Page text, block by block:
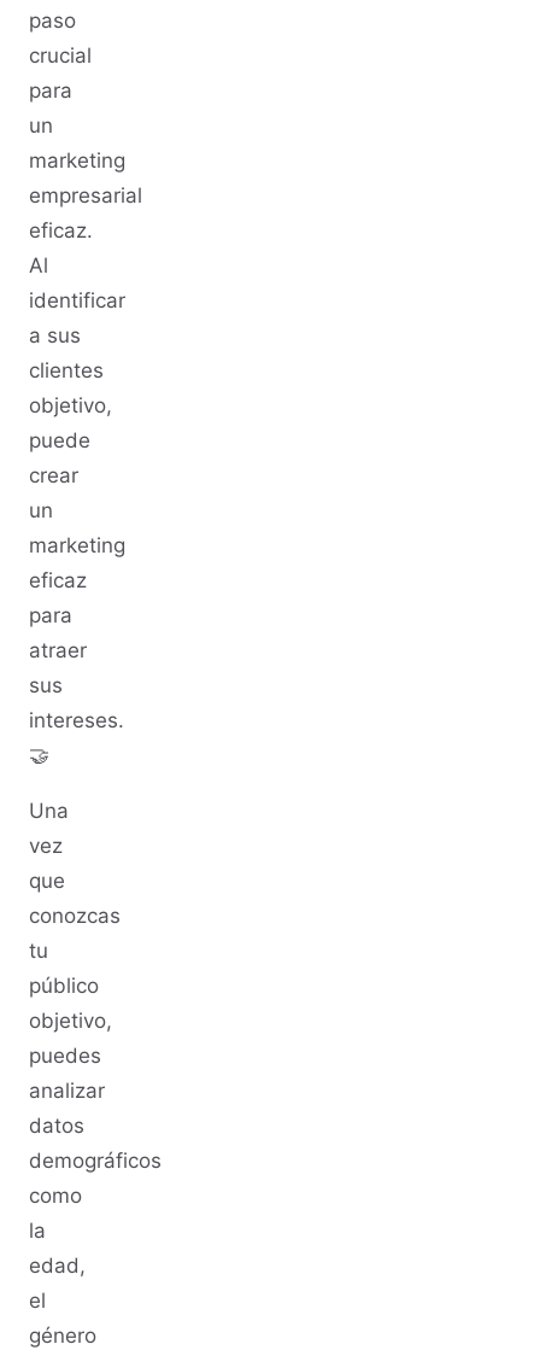
paso
crucial
para
un
marketing
empresarial
eficaz.
Al
identificar
a sus
clientes
objetivo,
puede
crear
un
marketing
eficaz
para
atraer
sus
intereses.
🤝
Una
vez
que
conozcas
tu
público
objetivo,
puedes
analizar
datos
demográficos
como
la
edad,
el
género